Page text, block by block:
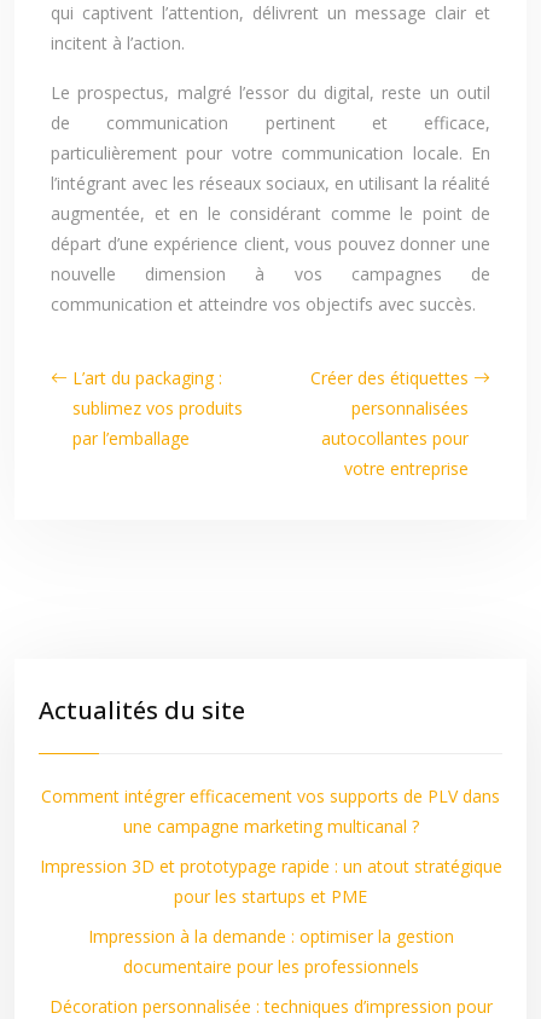
qui captivent l’attention, délivrent un message clair et
incitent à l’action.
Le prospectus, malgré l’essor du digital, reste un outil
de communication pertinent et efficace,
particulièrement pour votre communication locale. En
l’intégrant avec les réseaux sociaux, en utilisant la réalité
augmentée, et en le considérant comme le point de
départ d’une expérience client, vous pouvez donner une
nouvelle dimension à vos campagnes de
communication et atteindre vos objectifs avec succès.
L’art du packaging :
sublimez vos produits
par l’emballage
Créer des étiquettes
personnalisées
autocollantes pour
votre entreprise
Actualités du site
Comment intégrer efficacement vos supports de PLV dans
une campagne marketing multicanal ?
Impression 3D et prototypage rapide : un atout stratégique
pour les startups et PME
Impression à la demande : optimiser la gestion
documentaire pour les professionnels
Décoration personnalisée : techniques d’impression pour